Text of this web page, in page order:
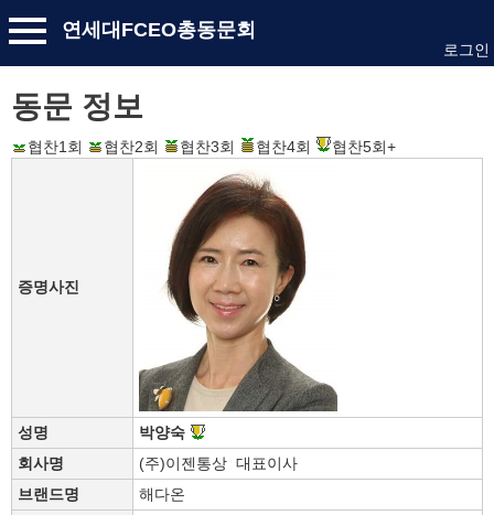
연세대FCEO총동문회
로그인
동문 정보
협찬1회 협찬2회 협찬3회 협찬4회 협찬5회+
증명사진
성명
박양숙
회사명
(주)이젠통상 대표이사
브랜드명
해다온